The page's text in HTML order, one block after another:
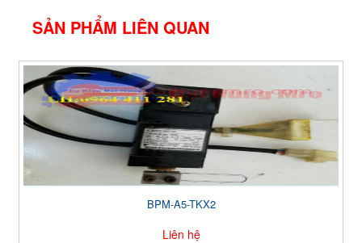
SẢN PHẨM LIÊN QUAN
BPM-A5-TKX2
Liên hệ